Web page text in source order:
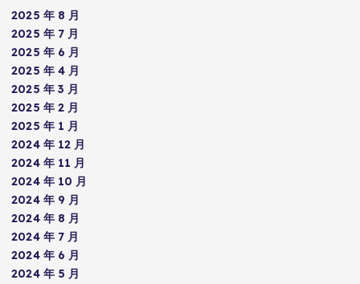
2025 年 8 月
2025 年 7 月
2025 年 6 月
2025 年 4 月
2025 年 3 月
2025 年 2 月
2025 年 1 月
2024 年 12 月
2024 年 11 月
2024 年 10 月
2024 年 9 月
2024 年 8 月
2024 年 7 月
2024 年 6 月
2024 年 5 月